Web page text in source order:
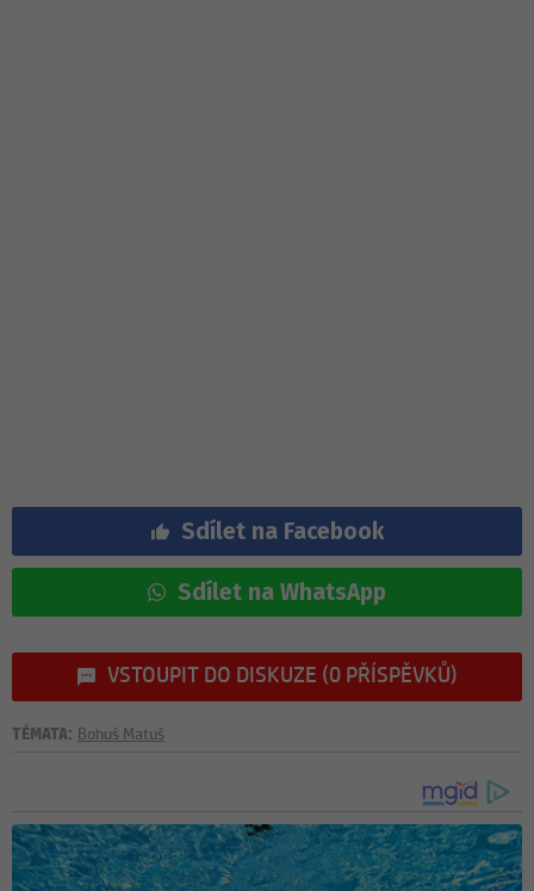
Sdílet na Facebook
Sdílet na WhatsApp
VSTOUPIT DO DISKUZE (0 PŘÍSPĚVKŮ)
TÉMATA: Bohuš Matuš